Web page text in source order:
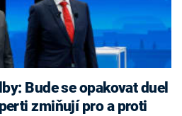
zmiňují pro a proti